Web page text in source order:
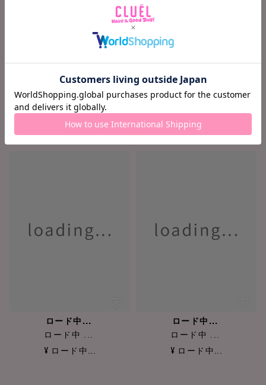
ロード中...
ロード中 ...
¥ ロード中...
ロード中...
¥ ロード中...
ロード中...
ロード中 ...
¥ ロード中...
ロード中...
ロード中 ...
¥ ロード中...